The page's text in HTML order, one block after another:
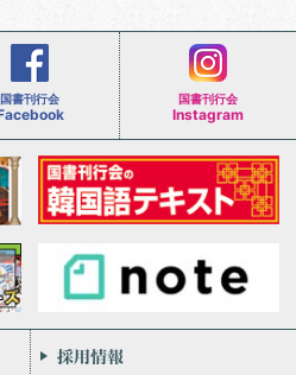
国書刊行会 国書刊行会
Instagram
会社案内